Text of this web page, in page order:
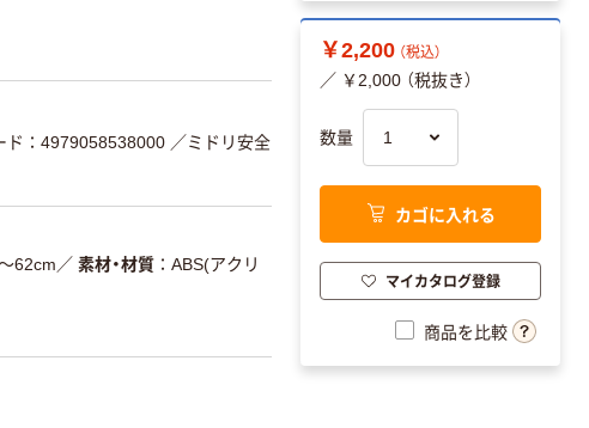
ド：4979058538000 ／ミドリ安全
62cm ／ 素材・材質
ABS(アクリ
￥2,200 （税込）
／ ￥2,000 （税抜き）
数量
カゴに入れる
マイカタログ登録
商品を比較